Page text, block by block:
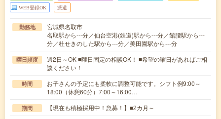
WEB登録OK 派遣
勤務地
宮城県名取市
名取駅から---分／仙台空港(鉄道)駅から---分／館腰駅から---
分／杜せきのした駅から---分／美田園駅から---分
曜日頻度
週2日～OK ■曜日固定の相談OK！ ■希望の曜日があればご相
談ください！
時間
お子さんの予定にも柔軟に調整可能です。シフト例9:00～
18:00（休憩60分）7:00～16:00…
期間 【現在も積極採用中！急募！】■2カ月～